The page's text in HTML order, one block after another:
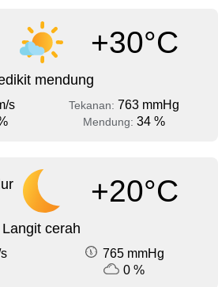
+30°C
mendung
s Tekanan: 763 mmHg
Mendung: 34 %
+20°C
Langit cerah
765 mmHg
0 %